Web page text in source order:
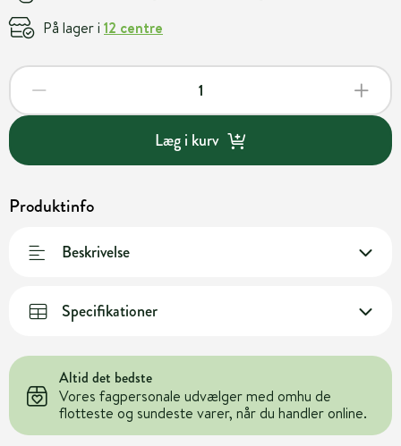
På lager i 12 centre
Læg i kurv
Produktinfo
Beskrivelse
Specifikationer
Altid det bedste
Vores fagpersonale udvælger med omhu de
flotteste og sundeste varer, når du handler online.